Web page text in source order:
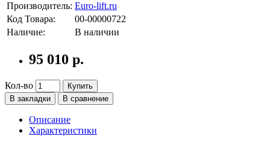
Производитель: Euro-lift.ru
Код Товара:
00-00000722
Наличие:
В наличии
95 010 р.
Кол-во
Купить
В закладки
В сравнение
Описание
Характеристики